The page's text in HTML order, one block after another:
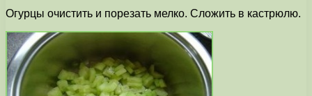
Огурцы очистить и порезать мелко. Сложить в кастрюлю.